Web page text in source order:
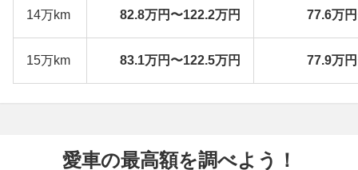
14万km 82.8万円〜122.2万円 77.6万
15万km 83.1万円〜122.5万円 77.9万
愛車の最高額を調べよう！